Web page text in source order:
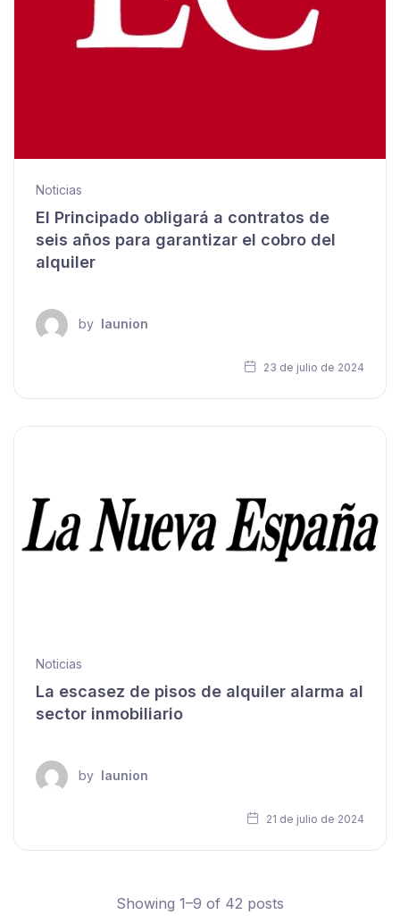
Noticias
El Principado obligará a contratos de
seis años para garantizar el cobro del
alquiler
by launion
23 de julio de 2024
Noticias
La escasez de pisos de alquiler alarma al
sector inmobiliario
by launion
21 de julio de 2024
Showing 1–9 of 42 posts